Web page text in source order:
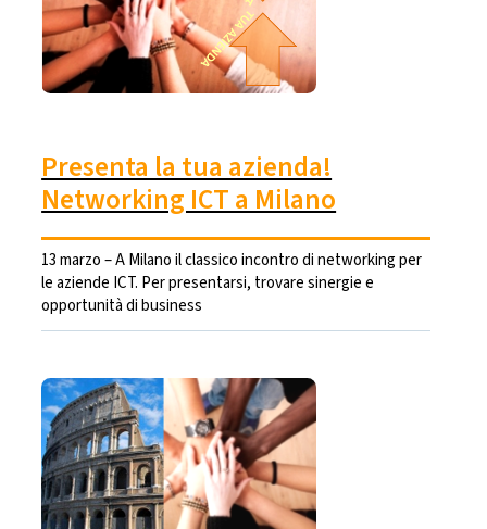
Presenta la tua azienda!
Networking ICT a Milano
13 marzo – A Milano il classico incontro di networking per
le aziende ICT. Per presentarsi, trovare sinergie e
opportunità di business